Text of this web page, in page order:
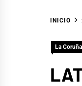
INICIO
La Coruña